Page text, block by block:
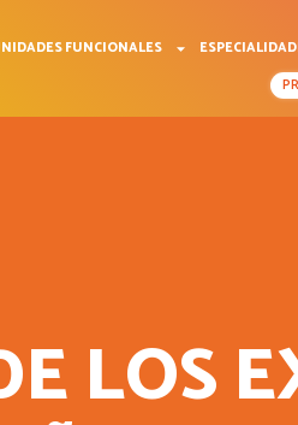
FUNCIONALES
LOS